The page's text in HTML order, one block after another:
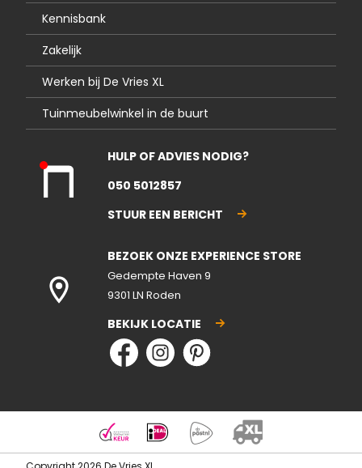
Kennisbank
Zakelijk
Werken bij De Vries XL
Tuinmeubelwinkel in de buurt
nte
ote
n
HULP OF ADVIES NODIG?
050 5012857
STUUR EEN BERICHT
BEZOEK ONZE EXPERIENCE STORE
Gedempte Haven 9
9301 LN Roden
BEKIJK LOCATIE